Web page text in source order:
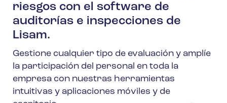
riesgos con el software de
auditorías e inspecciones de
Lisam.
Gestione cualquier tipo de evaluación y amplíe
la participación del personal en toda la
empresa con nuestras herramientas
intuitivas y aplicaciones móviles y de